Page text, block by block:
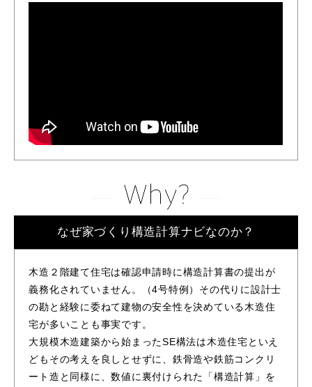
なぜ家づくり構造計算ナビなのか？
木造２階建て住宅は確認申請時に構造計算書の提出が
義務化されていません。（4号特例）その代りに設計士
の勘と経験に委ねて建物の安全性を決めている木造住
宅が多いことも事実です。
大規模木造建築から始まったSE構法は木造住宅といえ
どもその考えを良しとせずに、鉄骨造や鉄筋コンクリ
ート造と同様に、数値に裏付けられた「構造計算」を